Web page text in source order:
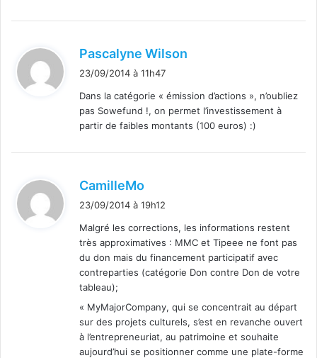
Pascalyne Wilson
:
23/09/2014 à 11h47
Dans la catégorie « émission d’actions », n’oubliez
pas Sowefund !, on permet l’investissement à
partir de faibles montants (100 euros) :)
CamilleMo
:
23/09/2014 à 19h12
Malgré les corrections, les informations restent
très approximatives : MMC et Tipeee ne font pas
du don mais du financement participatif avec
contreparties (catégorie Don contre Don de votre
tableau);
« MyMajorCompany, qui se concentrait au départ
sur des projets culturels, s’est en revanche ouvert
à l’entrepreneuriat, au patrimoine et souhaite
aujourd’hui se positionner comme une plate-forme